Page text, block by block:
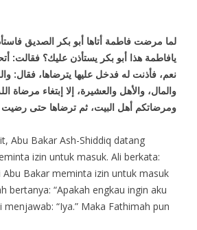
لما مرضت فاطمة أتاها أبو بكر الصديق
يافاطمة هذا أبو بكر يستأذن عليك؟ فقالت:
نعم، فأذنت له فدخل عليها يترضاها، فقال:
والمال، والأهل والعشيرة، إلا إبتغاء مرضاة
ومرضاتكم أهل البيت، ثم ترضاها حتى رضيت
Abu Bakar Ash-Shiddiq datang
izin untuk masuk. Ali berkata:
Abu Bakar meminta izin untuk masuk
bertanya: “Apakah engkau ingin aku
menjawab: “Iya.” Maka Fathimah pun